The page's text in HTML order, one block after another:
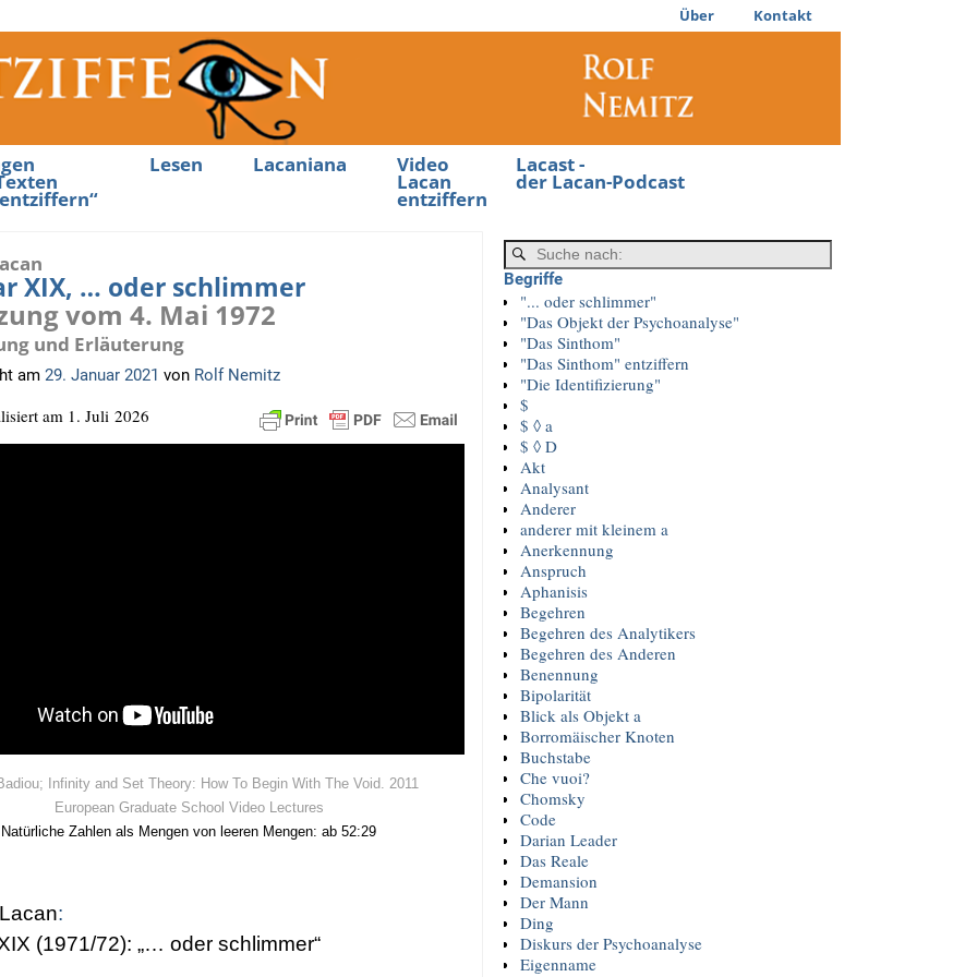
Über Kontakt
Lesen Lacaniana Video
Lacan
entziffern
Lacast -
der Lacan-Podcast
XIX, … oder schlimmer
vom 4. Mai 1972
und Erläuterung
am29. Januar 2021 von Rolf Nemitz
am 1. Juli 2026
Infi­ni­ty and Set Theo­ry: How To Begin With The Void. 2011
Euro­pean Gra­dua­te School Video Lec­tures
Natür­li­che Zah­len als Men­gen von lee­ren Men­gen: ab 52:29
:
(1971/​72): „… oder schlim­mer“
Begriffe
"... oder schlimmer"
"Das Objekt der Psychoanalyse"
"Das Sinthom"
"Das Sinthom" entziffern
"Die Identifizierung"
$
$ ◊ a
$ ◊ D
Akt
Analysant
Anderer
anderer mit kleinem a
Anerkennung
Anspruch
Aphanisis
Begehren
Begehren des Analytikers
Begehren des Anderen
Benennung
Bipolarität
Blick als Objekt a
Borromäischer Knoten
Buchstabe
Che vuoi?
Chomsky
Code
Darian Leader
Das Reale
Demansion
Der Mann
Ding
Diskurs der Psychoanalyse
Eigenname